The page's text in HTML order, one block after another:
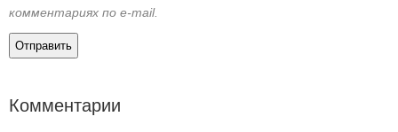
комментариях по e-mail.
Комментарии